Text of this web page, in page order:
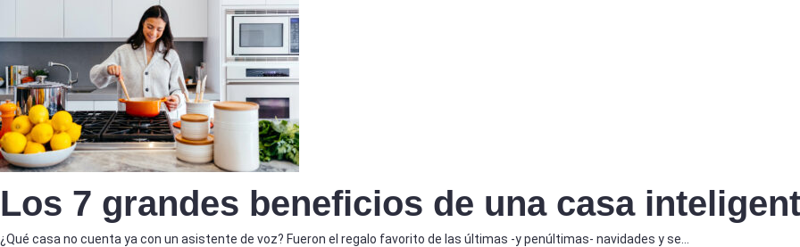
Los 7 grandes beneficios de una casa
¿Qué casa no cuenta ya con un asistente de voz? Fueron el regalo favorito de las últimas -y penúltimas- navidades y se…